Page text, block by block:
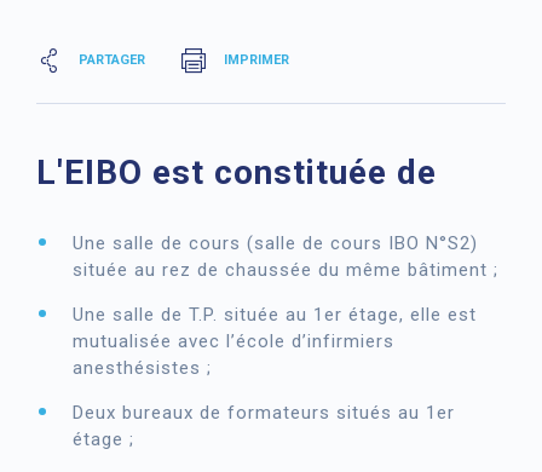
PARTAGER IMPRIMER
L'EIBO est constituée de
Une salle de cours (salle de cours IBO N°S2)
située au rez de chaussée du même bâtiment ;
Une salle de T.P. située au 1er étage, elle est
mutualisée avec l’école d’infirmiers
anesthésistes ;
Deux bureaux de formateurs situés au 1er
étage ;